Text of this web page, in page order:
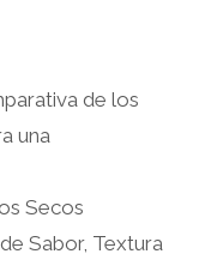
de los
una
Secos
Sabor, Textura